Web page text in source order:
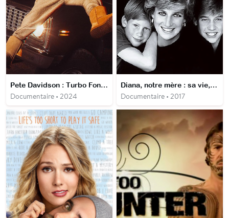
Pete Davidson : Turbo Fonzarelli
Documentaire • 2024
Diana, notre mère : sa vie, son héritage
Documentaire • 2017